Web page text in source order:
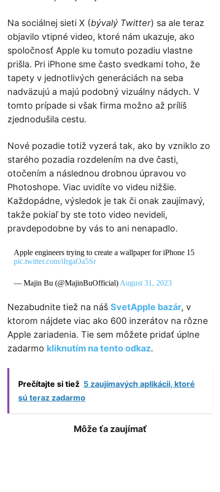
Na sociálnej sieti X (bývalý Twitter) sa ale teraz
objavilo vtipné video, ktoré nám ukazuje, ako
spoločnosť Apple ku tomuto pozadiu vlastne
prišla. Pri iPhone sme často svedkami toho, že
tapety v jednotlivých generáciách na seba
nadväzujú a majú podobný vizuálny nádych. V
tomto prípade si však firma možno až príliš
zjednodušila cestu.
Nové pozadie totiž vyzerá tak, ako by vzniklo zo
starého pozadia rozdelením na dve časti,
otočením a následnou drobnou úpravou vo
Photoshope. Viac uvidíte vo videu nižšie.
Každopádne, výsledok je tak či onak zaujímavý,
takže pokiaľ by ste toto video nevideli,
pravdepodobne by vás to ani nenapadlo.
Apple engineers trying to create a wallpaper for iPhone 15
pic.twitter.com/iIrgaOa5Sr
— Majin Bu (@MajinBuOfficial) August 31, 2023
Nezabudnite tiež na náš SvetApple bazár, v
ktorom nájdete viac ako 600 inzerátov na rôzne
Apple zariadenia. Tie sem môžete pridať úplne
zadarmo kliknutím na tento odkaz.
Prečítajte si tiež 5 zaujímavých aplikácii, ktoré
sú teraz zadarmo
Môže ťa zaujímať